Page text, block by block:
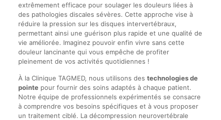
extrêmement efficace pour soulager les douleurs liées à
des pathologies discales sévères. Cette approche vise à
réduire la pression sur les disques intervertébraux,
permettant ainsi une guérison plus rapide et une qualité de
vie améliorée. Imaginez pouvoir enfin vivre sans cette
douleur lancinante qui vous empêche de profiter
pleinement de vos activités quotidiennes !
À la Clinique TAGMED, nous utilisons des technologies de
pointepour fournir des soins adaptés à chaque patient.
Notre équipe de professionnels expérimentés se consacre
à comprendre vos besoins spécifiques et à vous proposer
un traitement ciblé. La décompression neurovertébrale